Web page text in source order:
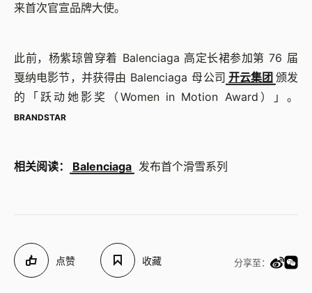
来首次官宣品牌大使。
此前，杨紫琼曾穿着 Balenciaga 高定长裙参加第 76 届
戛纳电影节，并获得由 Balenciaga 母公司 开云集团 颁发
的「跃动她影奖（Women in Motion Award）」。
BRANDSTAR
相关阅读： Balenciaga 发布首个滑雪系列
点赞 收藏 分享至：